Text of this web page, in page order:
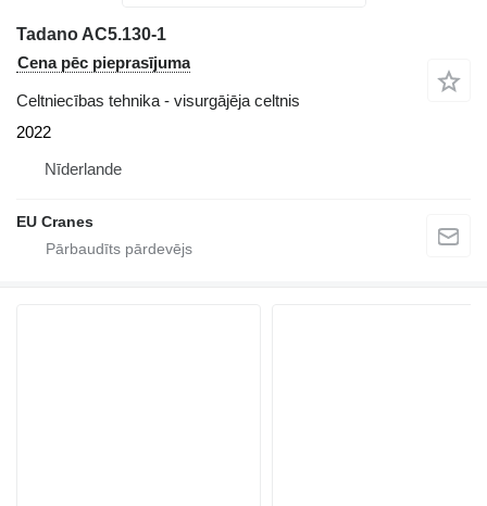
Tadano AC5.130-1
Cena pēc pieprasījuma
Celtniecības tehnika - visurgājēja celtnis
2022
Nīderlande
EU Cranes